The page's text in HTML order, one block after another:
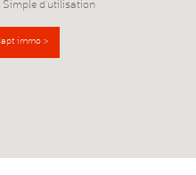
d'utilisation
immo >